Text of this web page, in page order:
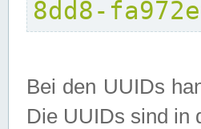
8dd8-
Bei den UUIDs
Die UUIDs sind in